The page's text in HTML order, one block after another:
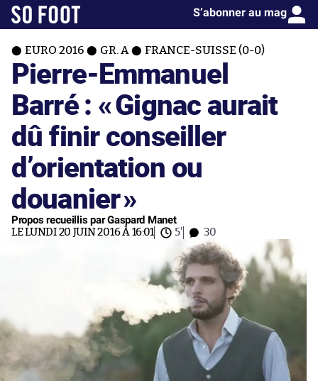
S’abonner au mag
EURO 2016 GR. A FRANCE-SUISSE (0-0)
Pierre-Emmanuel
Barré : «Gignac aurait
dû finir conseiller
d’orientation ou
douanier»
Propos recueillis par Gaspard Manet
LE LUNDI 20 JUIN 2016 À 16:01 5' 30